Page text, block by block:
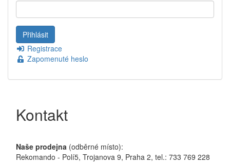
Registrace
Zapomenuté heslo
Kontakt
Naše prodejna (odběrné místo):
Rekomando - Polí5, Trojanova 9, Praha 2, tel.: 733 769 228